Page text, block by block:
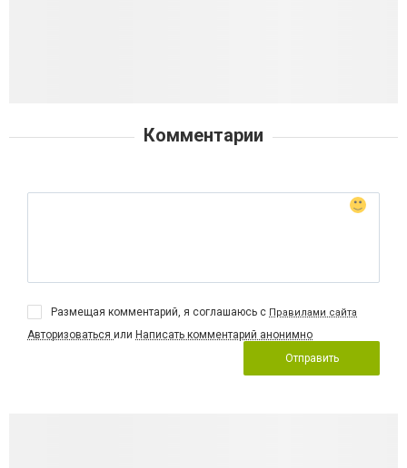
Комментарии
Размещая комментарий, я соглашаюсь с Правилами сайта
Авторизоваться или Написать комментарий анонимно
Отправить